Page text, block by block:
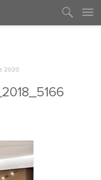
2020